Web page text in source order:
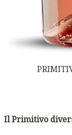
Il Primitivo